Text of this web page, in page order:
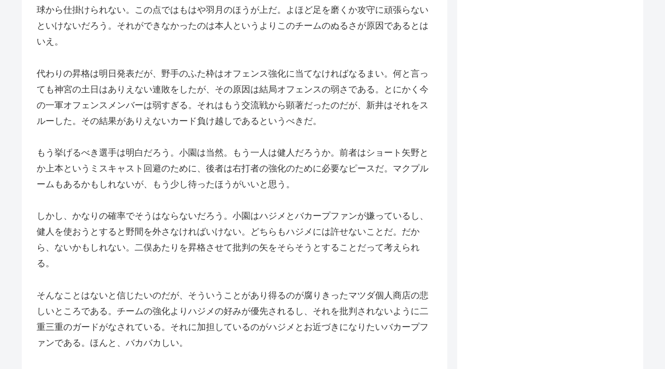
球から仕掛けられない。この点ではもはや羽月のほうが上だ。よほど足を磨くか攻守に頑張らない
といけないだろう。それができなかったのは本人というよりこのチームのぬるさが原因であるとは
いえ。
代わりの昇格は明日発表だが、野手のふた枠はオフェンス強化に当てなければなるまい。何と言っ
ても神宮の土日はありえない連敗をしたが、その原因は結局オフェンスの弱さである。とにかく今
の一軍オフェンスメンバーは弱すぎる。それはもう交流戦から顕著だったのだが、新井はそれをス
ルーした。その結果がありえないカード負け越しであるというべきだ。
もう挙げるべき選手は明白だろう。小園は当然。もう一人は健人だろうか。前者はショート矢野と
か上本というミスキャスト回避のために、後者は右打者の強化のために必要なピースだ。マクプル
ームもあるかもしれないが、もう少し待ったほうがいいと思う。
しかし、かなりの確率でそうはならないだろう。小園はハジメとバカープファンが嫌っているし、
健人を使おうとすると野間を外さなければいけない。どちらもハジメには許せないことだ。だか
ら、ないかもしれない。二俣あたりを昇格させて批判の矢をそらそうとすることだって考えられ
る。
そんなことはないと信じたいのだが、そういうことがあり得るのが腐りきったマツダ個人商店の悲
しいところである。チームの強化よりハジメの好みが優先されるし、それを批判されないように二
重三重のガードがなされている。それに加担しているのがハジメとお近づきになりたいバカープフ
ァンである。ほんと、バカバカしい。